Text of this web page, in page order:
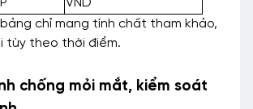
VND
chỉ mang tính chất tham khảo,
tùy theo thời điểm.
chống mỏi mắt, kiểm soát